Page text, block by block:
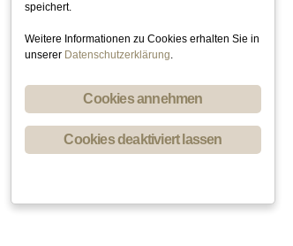
speichert.
Weitere Informationen zu Cookies erhalten Sie in
unserer Datenschutzerklärung.
Cookies annehmen
Cookies deaktiviert lassen